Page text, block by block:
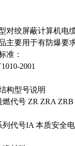
对绞屏蔽计算机电
主要用于有防爆要
准：
2001
构型号说明
燃代号 ZR ZRA
列代号IA 本质安全